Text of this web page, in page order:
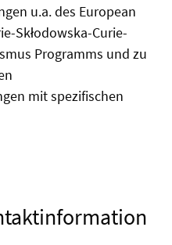
u.a. des European
Skłodowska-Curie-
Programms und zu
mit spezifischen